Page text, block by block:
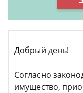
Добрый день!
Согласно
имущество,